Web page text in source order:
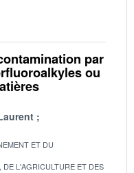
par
ou
ET DU
L'AGRICULTURE ET DES